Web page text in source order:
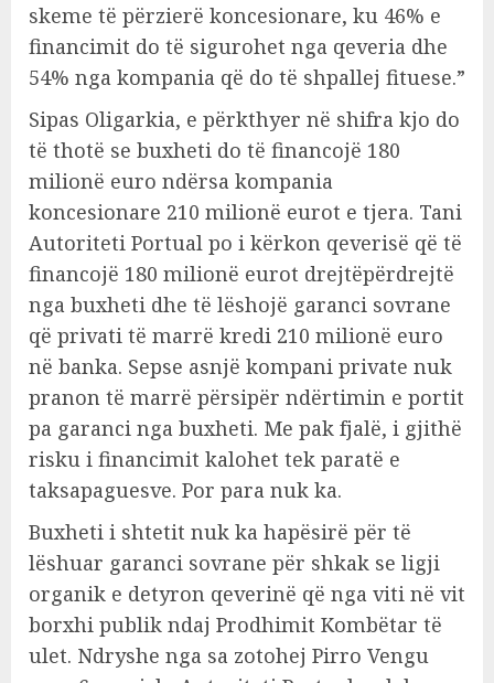
skeme të përzierë koncesionare, ku 46% e
financimit do të sigurohet nga qeveria dhe
54% nga kompania që do të shpallej fituese.”
Sipas Oligarkia, e përkthyer në shifra kjo do
të thotë se buxheti do të financojë 180
milionë euro ndërsa kompania
koncesionare 210 milionë eurot e tjera. Tani
Autoriteti Portual po i kërkon qeverisë që të
financojë 180 milionë eurot drejtëpërdrejtë
nga buxheti dhe të lëshojë garanci sovrane
që privati të marrë kredi 210 milionë euro
në banka. Sepse asnjë kompani private nuk
pranon të marrë përsipër ndërtimin e portit
pa garanci nga buxheti. Me pak fjalë, i gjithë
risku i financimit kalohet tek paratë e
taksapaguesve. Por para nuk ka.
Buxheti i shtetit nuk ka hapësirë për të
lëshuar garanci sovrane për shkak se ligji
organik e detyron qeverinë që nga viti në vit
borxhi publik ndaj Prodhimit Kombëtar të
ulet. Ndryshe nga sa zotohej Pirro Vengu